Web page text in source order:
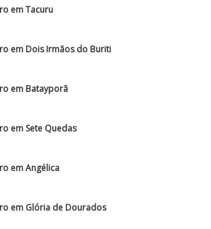
em Tacuru
em Dois Irmãos do Buriti
em Batayporã
em Sete Quedas
em Angélica
em Glória de Dourados